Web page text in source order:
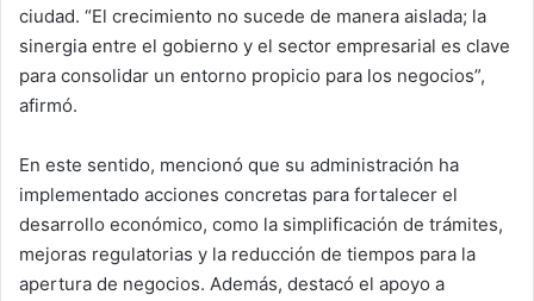
ciudad. “El crecimiento no sucede de manera aislada; la
sinergia entre el gobierno y el sector empresarial es clave
para consolidar un entorno propicio para los negocios”,
afirmó.
En este sentido, mencionó que su administración ha
implementado acciones concretas para fortalecer el
desarrollo económico, como la simplificación de trámites,
mejoras regulatorias y la reducción de tiempos para la
apertura de negocios. Además, destacó el apoyo a